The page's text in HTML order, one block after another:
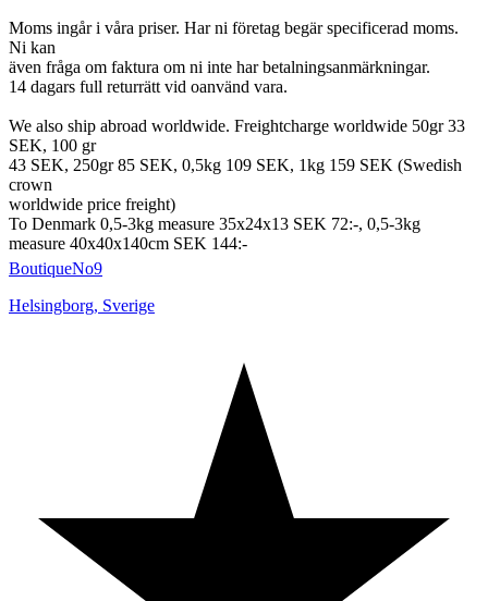
Moms ingår i våra priser. Har ni företag begär specificerad moms.
Ni kan
även fråga om faktura om ni inte har betalningsanmärkningar.
14 dagars full returrätt vid oanvänd vara.
We also ship abroad worldwide. Freightcharge worldwide 50gr 33
SEK, 100 gr
43 SEK, 250gr 85 SEK, 0,5kg 109 SEK, 1kg 159 SEK (Swedish
crown
worldwide price freight)
To Denmark 0,5-3kg measure 35x24x13 SEK 72:-, 0,5-3kg
measure 40x40x140cm SEK 144:-
BoutiqueNo9
Helsingborg, Sverige